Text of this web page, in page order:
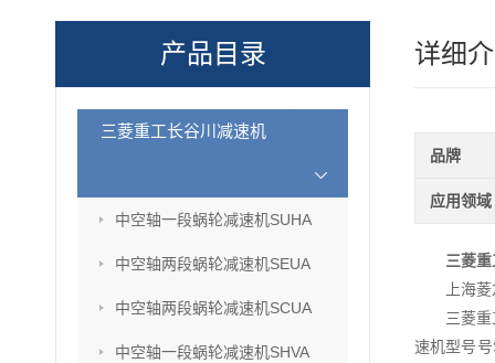
产品目录
三菱重工长谷川减速机
中空轴一段蜗轮减速机SUHA
中空轴两段蜗轮减速机SEUA
中空轴两段蜗轮减速机SCUA
中空轴一段蜗轮减速机SHVA
详细
品牌
应用领域
三菱
上海
三菱
速机型号